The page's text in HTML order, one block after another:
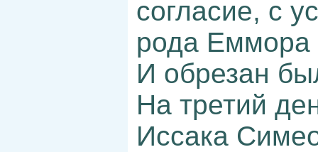
согласие, с
рода Еммора
И обрезан
На третий
Иссака